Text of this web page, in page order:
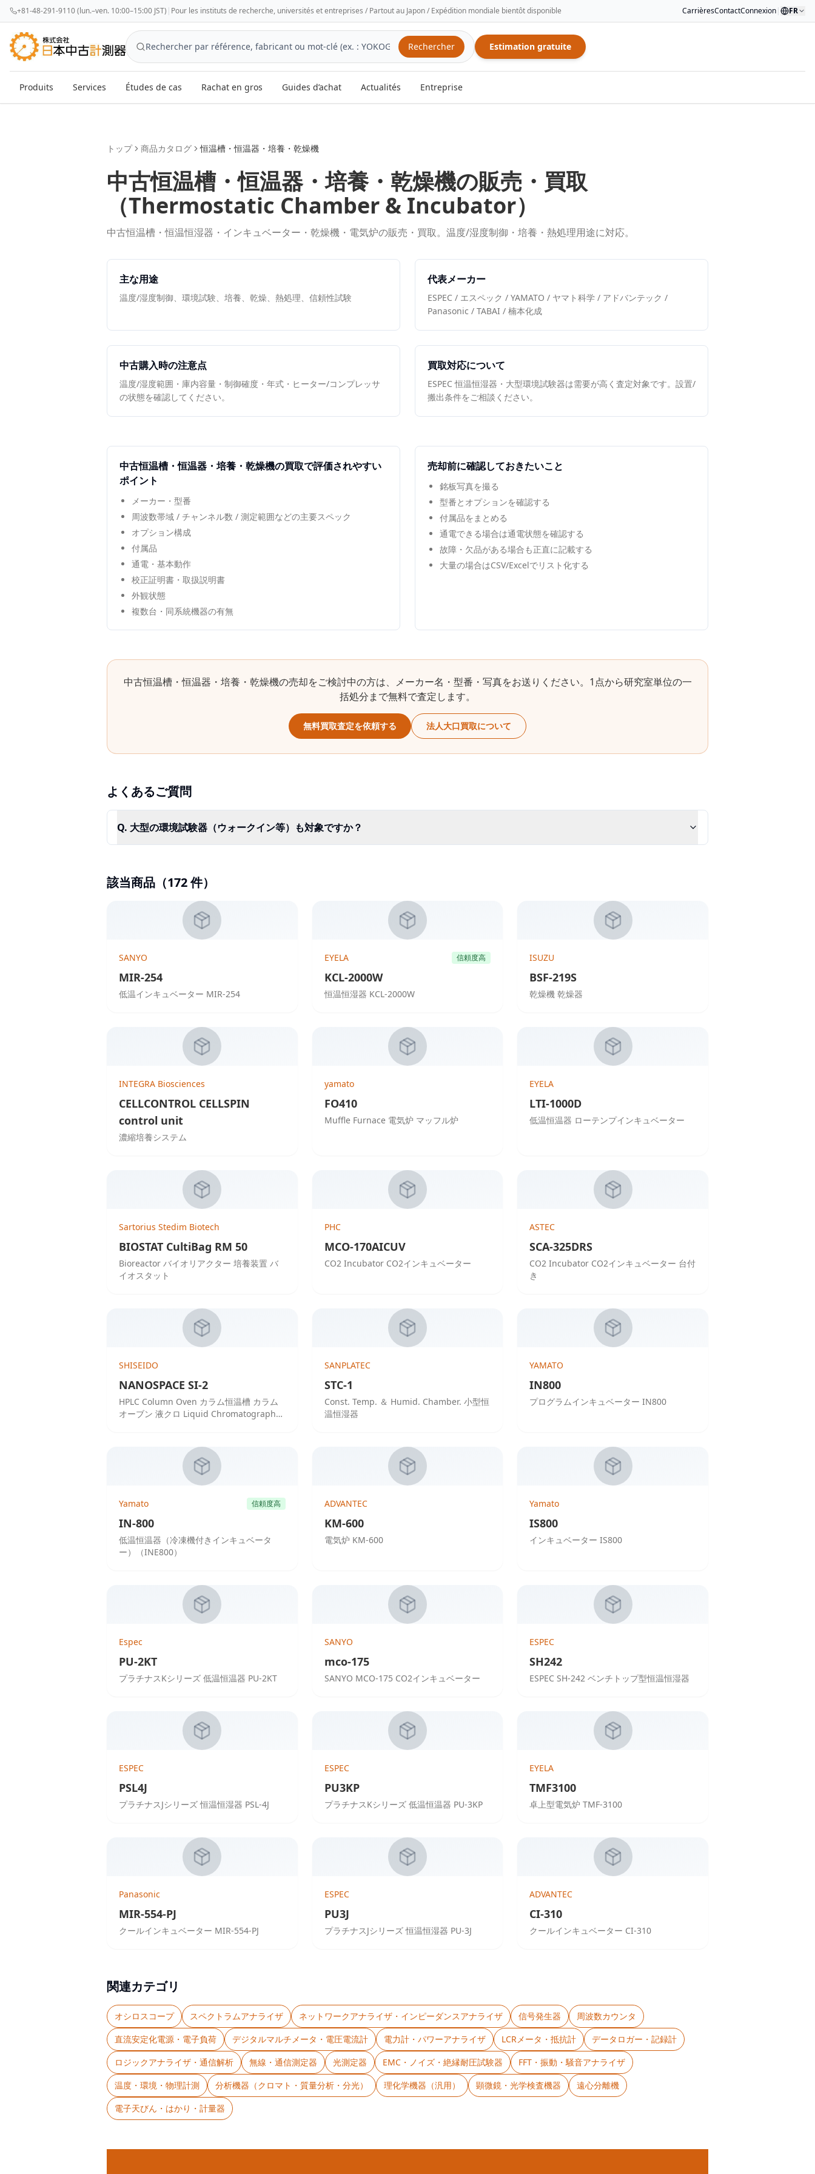
+81-48-291-9110 (lun.–ven. 10:00–15:00 JST) | Pour les instituts de recherche, universités et entreprises / Partout au Japon / Expédition mondiale bientôt disponible CarrièresContactConnexion| FR
Rechercher Estimation gratuite
Produits Services Études de cas Rachat en gros Guides d’achat Actualités Entreprise
トップ 商品カタログ 恒温槽・恒温器・培養・乾燥機
中古恒温槽・恒温器・培養・乾燥機の販売・買取
（Thermostatic Chamber & Incubator）
中古恒温槽・恒温恒湿器・インキュベーター・乾燥機・電気炉の販売・買取。温度/湿度制御・培養・熱処理用途に対応。
主な用途
温度/湿度制御、環境試験、培養、乾燥、熱処理、信頼性試験
代表メーカー
ESPEC / エスペック / YAMATO / ヤマト科学 / アドバンテック /
Panasonic / TABAI / 楠本化成
中古購入時の注意点
温度/湿度範囲・庫内容量・制御確度・年式・ヒーター/コンプレッサ
の状態を確認してください。
買取対応について
ESPEC 恒温恒湿器・大型環境試験器は需要が高く査定対象です。設置/
搬出条件をご相談ください。
中古恒温槽・恒温器・培養・乾燥機の買取で評価されやすい
ポイント
メーカー・型番
周波数帯域 / チャンネル数 / 測定範囲などの主要スペック
オプション構成
付属品
通電・基本動作
校正証明書・取扱説明書
外観状態
複数台・同系統機器の有無
売却前に確認しておきたいこと
銘板写真を撮る
型番とオプションを確認する
付属品をまとめる
通電できる場合は通電状態を確認する
故障・欠品がある場合も正直に記載する
大量の場合はCSV/Excelでリスト化する
中古恒温槽・恒温器・培養・乾燥機の売却をご検討中の方は、メーカー名・型番・写真をお送りください。1点から研究室単位の一
括処分まで無料で査定します。
無料買取査定を依頼する 法人大口買取について
よくあるご質問
Q. 大型の環境試験器（ウォークイン等）も対象ですか？
該当商品（172件）
SANYO
MIR-254
低温インキュベーター MIR-254
EYELA 信頼度高
KCL-2000W
恒温恒湿器 KCL-2000W
ISUZU
BSF-219S
乾燥機 乾燥器
INTEGRA Biosciences
CELLCONTROL CELLSPIN
control unit
濃縮培養システム
yamato
FO410
Muffle Furnace 電気炉 マッフル炉
EYELA
LTI-1000D
低温恒温器 ローテンプインキュベーター
Sartorius Stedim Biotech
BIOSTAT CultiBag RM 50
Bioreactor バイオリアクター 培養装置 バ
イオスタット
PHC
MCO-170AICUV
CO2 Incubator CO2インキュベーター
ASTEC
SCA-325DRS
CO2 Incubator CO2インキュベーター 台付
き
SHISEIDO
NANOSPACE SI-2
HPLC Column Oven カラム恒温槽 カラム
オーブン 液クロ Liquid Chromatograph
SANPLATEC
STC-1
Const. Temp. ＆ Humid. Chamber. 小型恒
温恒湿器
YAMATO
IN800
プログラムインキュベーター IN800
Yamato 信頼度高
IN-800
低温恒温器（冷凍機付きインキュベータ
ー）（INE800）
ADVANTEC
KM-600
電気炉 KM-600
Yamato
IS800
インキュベーター IS800
Espec
PU-2KT
プラチナスKシリーズ 低温恒温器 PU-2KT
SANYO
mco-175
SANYO MCO-175 CO2インキュベーター
ESPEC
SH242
ESPEC SH-242 ベンチトップ型恒温恒湿器
ESPEC
PSL4J
プラチナスJシリーズ 恒温恒湿器 PSL-4J
ESPEC
PU3KP
プラチナスKシリーズ 低温恒温器 PU-3KP
EYELA
TMF3100
卓上型電気炉 TMF-3100
Panasonic
MIR-554-PJ
クールインキュベーター MIR-554-PJ
ESPEC
PU3J
プラチナスJシリーズ 恒温恒湿器 PU-3J
ADVANTEC
CI-310
クールインキュベーター CI-310
関連カテゴリ
オシロスコープ スペクトラムアナライザ ネットワークアナライザ・インピーダンスアナライザ 信号発生器
周波数カウンタ
直流安定化電源・電子負荷
デジタルマルチメータ・電圧電流計 電力計・パワーアナライザ LCRメータ・抵抗計
データロガー・記録計
ロジックアナライザ・通信解析
無線・通信測定器 光測定器 EMC・ノイズ・絶縁耐圧試験器
FFT・振動・騒音アナライザ
温度・環境・物理計測
分析機器（クロマト・質量分析・分光） 理化学機器（汎用） 顕微鏡・光学検査機器
遠心分離機
電子天びん・はかり・計量器